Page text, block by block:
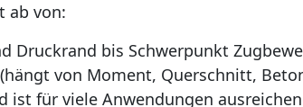
ab von:
Druckrand bis Schwerpunkt
von Moment, Querschnitt,
d ist für viele Anwendungen